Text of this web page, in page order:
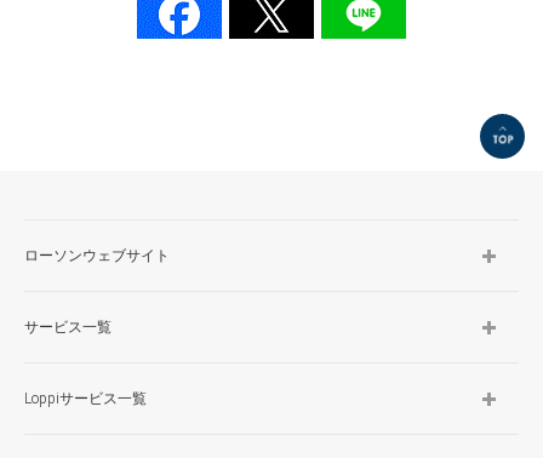
ローソンウェブサイト
サービス一覧
Loppiサービス一覧